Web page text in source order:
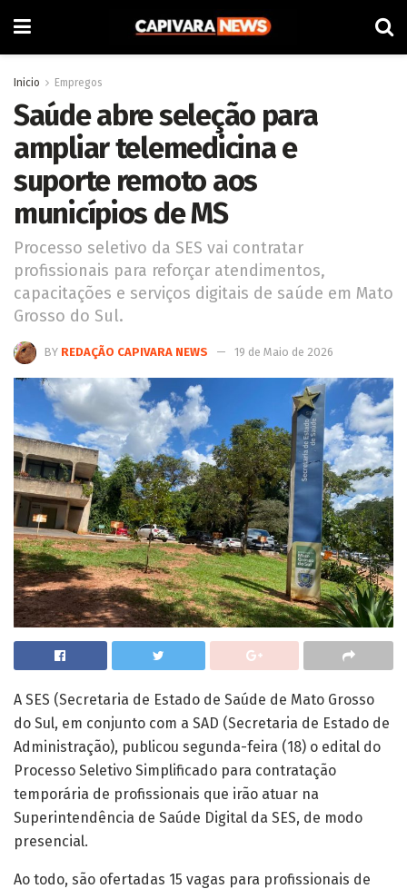
Inicio Empregos
Saúde abre seleção para
ampliar telemedicina e
suporte remoto aos
municípios de MS
Processo seletivo da SES vai contratar
profissionais para reforçar atendimentos,
capacitações e serviços digitais de saúde em Mato
Grosso do Sul.
BY REDAÇÃO CAPIVARA NEWS 19 de Maio de 2026
A SES (Secretaria de Estado de Saúde de Mato Grosso
do Sul, em conjunto com a SAD (Secretaria de Estado de
Administração), publicou segunda-feira (18) o edital do
Processo Seletivo Simplificado para contratação
temporária de profissionais que irão atuar na
Superintendência de Saúde Digital da SES, de modo
presencial.
Ao todo, são ofertadas 15 vagas para profissionais de